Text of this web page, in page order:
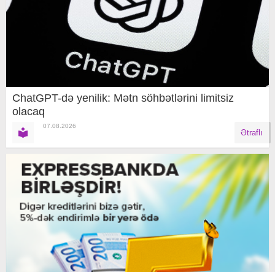
ChatGPT-də yenilik: Mətn söhbətlərini limitsiz
olacaq
07.08.2026
Ətraflı